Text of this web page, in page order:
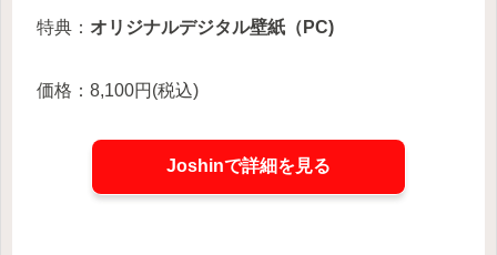
特典： オリジナルデジタル壁紙（PC)
価格：8,100円(税込)
Joshinで詳細を見る